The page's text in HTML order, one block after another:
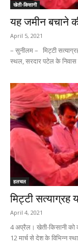
खेती-किसानी
यह जमीन बचाने
April 5, 2021
– सुनीलम – मिट्टी
स्थल, सरदार पटेल के निवास
हलचल
मिट्टी सत्याग्रह
April 4, 2021
4 अप्रैल। खेती-किसानी को
12 मार्च से देश के विभिन्न